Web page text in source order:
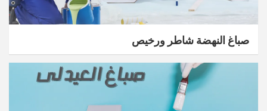
صباغ النهضة شاطر ورخيص